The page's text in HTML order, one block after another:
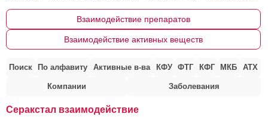
Взаимодействие препаратов
Взаимодействие активных веществ
Поиск По алфавиту Активные в-ва КФУ ФТГ КФГ МКБ АТХ
Компании Заболевания
Серакстал взаимодействие